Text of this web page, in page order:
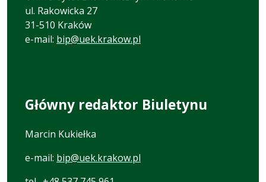
ul. Rakowicka 27
31-510 Kraków
e-mail: bip@uek.krakow.pl
Główny redaktor Biuletynu
Marcin Kukiełka
e-mail: bip@uek.krakow.pl